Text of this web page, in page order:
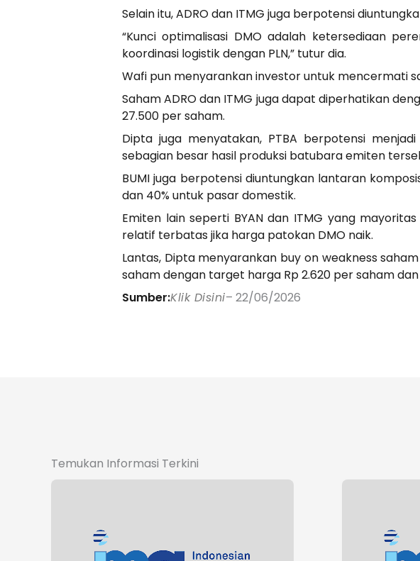
Selain itu, ADRO dan ITMG juga berpotensi
“Kunci optimalisasi DMO adalah ketersediaan
koordinasi logistik dengan PLN,” tutur dia.
Wafi pun menyarankan investor untuk mencermati
Saham ADRO dan ITMG juga dapat diperhatikan
27.500 per saham.
Dipta juga menyatakan, PTBA berpotensi
sebagian besar hasil produksi batubara emiten
BUMI juga berpotensi diuntungkan lantaran
dan 40% untuk pasar domestik.
Emiten lain seperti BYAN dan ITMG yang
relatif terbatas jika harga patokan DMO naik.
Lantas, Dipta menyarankan buy on weakness
saham dengan target harga Rp 2.620 per saham
Sumber:Klik Disini– 22/06/2026
Temukan Informasi Terkini